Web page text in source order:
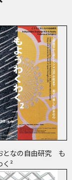
となの自由研究 も
く²